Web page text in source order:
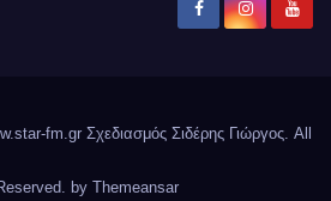
fm.gr Σχεδιασμός Σιδέρης Γιώργος. All
by Themeansar